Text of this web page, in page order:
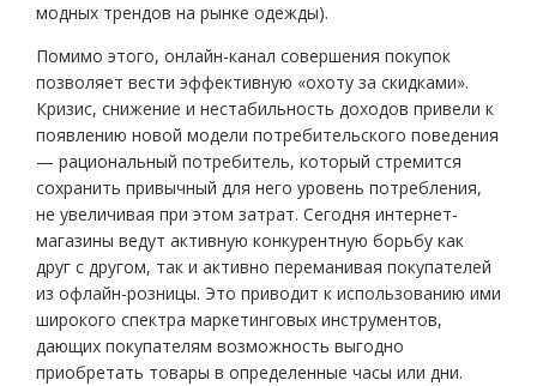
модных трендов на рынке одежды).
Помимо этого, онлайн-канал совершения покупок
позволяет вести эффективную «охоту за скидками».
Кризис, снижение и нестабильность доходов привели к
появлению новой модели потребительского поведения
— рациональный потребитель, который стремится
сохранить привычный для него уровень потребления,
не увеличивая при этом затрат. Сегодня интернет-
магазины ведут активную конкурентную борьбу как
друг с другом, так и активно переманивая покупателей
из офлайн-розницы. Это приводит к использованию ими
широкого спектра маркетинговых инструментов,
дающих покупателям возможность выгодно
приобретать товары в определенные часы или дни.